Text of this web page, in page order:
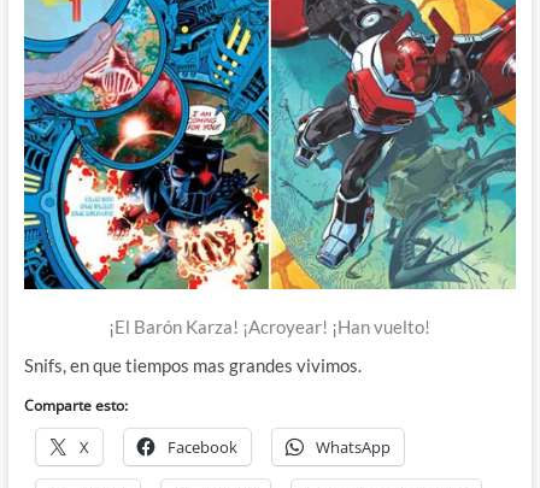
¡El Barón Karza! ¡Acroyear! ¡Han vuelto!
Snifs, en que tiempos mas grandes vivimos.
Comparte esto:
X Facebook WhatsApp